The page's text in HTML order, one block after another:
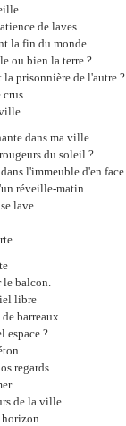
de laves
la fin du monde.
ou bien la terre ?
prisonnière de l'autre ?
crus
dans ma ville.
du soleil ?
l'immeuble d'en face
réveille-matin.
lave
le balcon.
libre
barreaux
espace ?
regards
de la ville
horizon